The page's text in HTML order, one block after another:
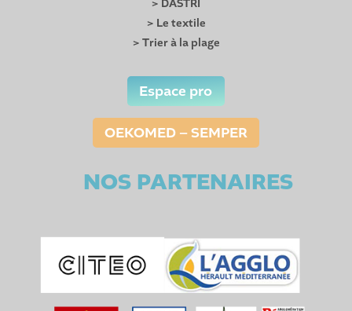
> DASTRI
> Le textile
> Trier à la plage
Espace pro
OEKOMED – SEMPER
NOS PARTENAIRES